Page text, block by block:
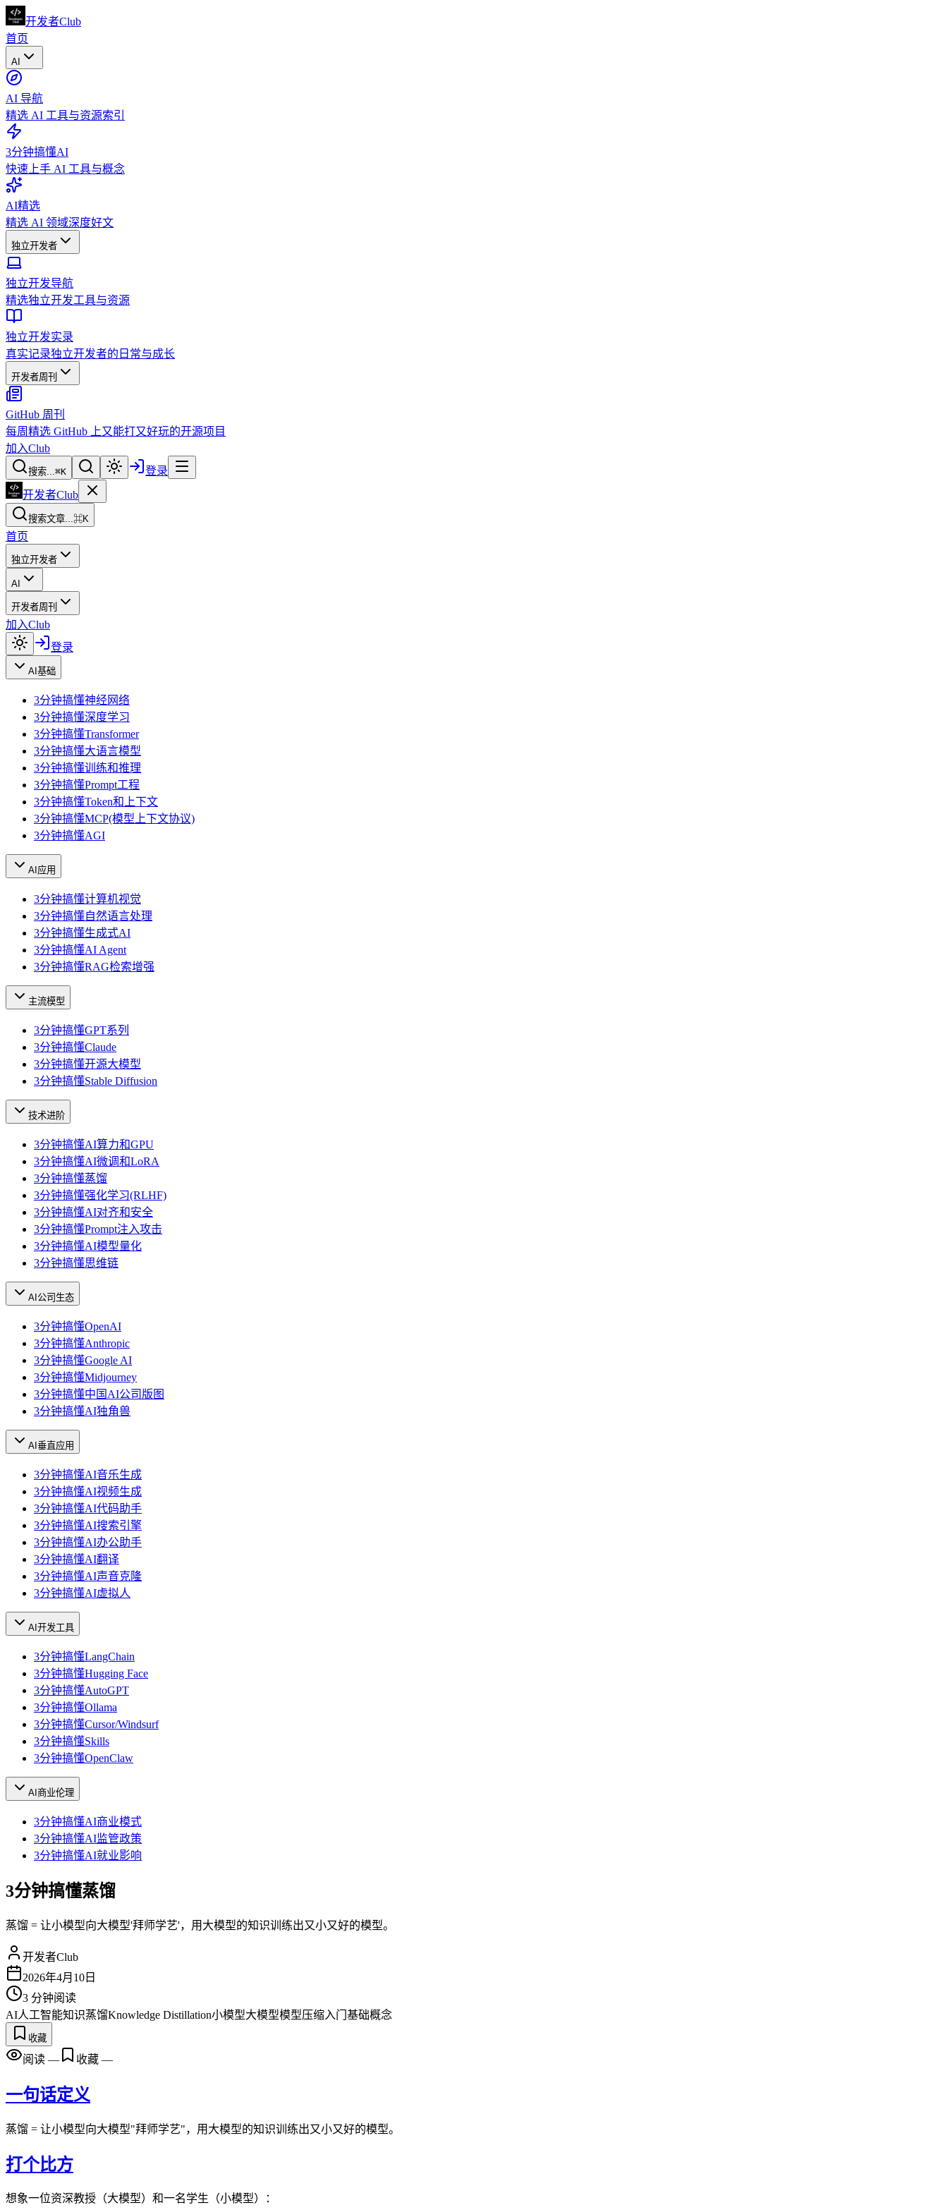
开发者Club
首页
AI
AI 导航
精选 AI 工具与资源索引
3分钟搞懂AI
快速上手 AI 工具与概念
AI精选
精选 AI 领域深度好文
独立开发者
独立开发导航
精选独立开发工具与资源
独立开发实录
真实记录独立开发者的日常与成长
开发者周刊
GitHub 周刊
每周精选 GitHub 上又能打又好玩的开源项目
加入Club
搜索...⌘K
登录
开发者Club
搜索文章...⌘K
首页
独立开发者
AI
开发者周刊
加入Club
登录
AI基础
3分钟搞懂神经网络
3分钟搞懂深度学习
3分钟搞懂Transformer
3分钟搞懂大语言模型
3分钟搞懂训练和推理
3分钟搞懂Prompt工程
3分钟搞懂Token和上下文
3分钟搞懂MCP(模型上下文协议)
3分钟搞懂AGI
AI应用
3分钟搞懂计算机视觉
3分钟搞懂自然语言处理
3分钟搞懂生成式AI
3分钟搞懂AI Agent
3分钟搞懂RAG检索增强
主流模型
3分钟搞懂GPT系列
3分钟搞懂Claude
3分钟搞懂开源大模型
3分钟搞懂Stable Diffusion
技术进阶
3分钟搞懂AI算力和GPU
3分钟搞懂AI微调和LoRA
3分钟搞懂蒸馏
3分钟搞懂强化学习(RLHF)
3分钟搞懂AI对齐和安全
3分钟搞懂Prompt注入攻击
3分钟搞懂AI模型量化
3分钟搞懂思维链
AI公司生态
3分钟搞懂OpenAI
3分钟搞懂Anthropic
3分钟搞懂Google AI
3分钟搞懂Midjourney
3分钟搞懂中国AI公司版图
3分钟搞懂AI独角兽
AI垂直应用
3分钟搞懂AI音乐生成
3分钟搞懂AI视频生成
3分钟搞懂AI代码助手
3分钟搞懂AI搜索引擎
3分钟搞懂AI办公助手
3分钟搞懂AI翻译
3分钟搞懂AI声音克隆
3分钟搞懂AI虚拟人
AI开发工具
3分钟搞懂LangChain
3分钟搞懂Hugging Face
3分钟搞懂AutoGPT
3分钟搞懂Ollama
3分钟搞懂Cursor/Windsurf
3分钟搞懂Skills
3分钟搞懂OpenClaw
AI商业伦理
3分钟搞懂AI商业模式
3分钟搞懂AI监管政策
3分钟搞懂AI就业影响
3分钟搞懂蒸馏
蒸馏 = 让小模型向大模型'拜师学艺'，用大模型的知识训练出又小又好的模型。
开发者Club
2026年4月10日
3 分钟阅读
AI人工智能知识蒸馏Knowledge Distillation小模型大模型模型压缩入门 基础概念
收藏
阅读 — 收藏 —
一句话定义
蒸馏 = 让小模型向大模型"拜师学艺"，用大模型的知识训练出又小又好的模型。
打个比方
想象一位资深教授（大模型）和一名学生（小模型）：